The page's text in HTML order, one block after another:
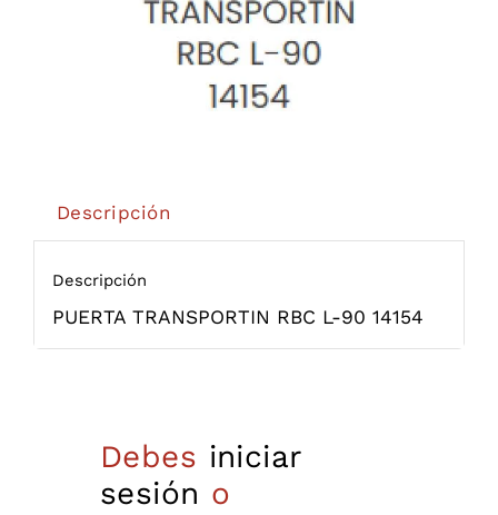
Descripción
Descripción
PUERTA TRANSPORTIN RBC L-90 14154
Debes iniciar
sesión o